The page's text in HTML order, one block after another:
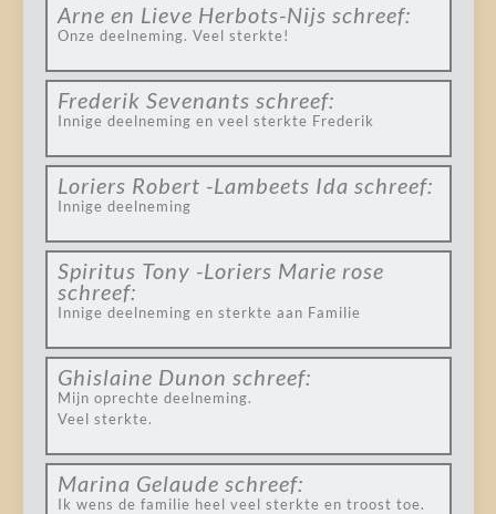
Arne en Lieve Herbots-Nijs schreef:
Onze deelneming. Veel sterkte!
Frederik Sevenants schreef:
Innige deelneming en veel sterkte Frederik
Loriers Robert -Lambeets Ida schreef:
Innige deelneming
Spiritus Tony -Loriers Marie rose
schreef:
Innige deelneming en sterkte aan Familie
Ghislaine Dunon schreef:
Mijn oprechte deelneming.
Veel sterkte.
Marina Gelaude schreef:
Ik wens de familie heel veel sterkte en troost toe.